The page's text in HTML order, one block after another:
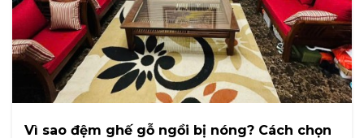
Vì sao đệm ghế gỗ ngồi bị nóng? Cách chọn